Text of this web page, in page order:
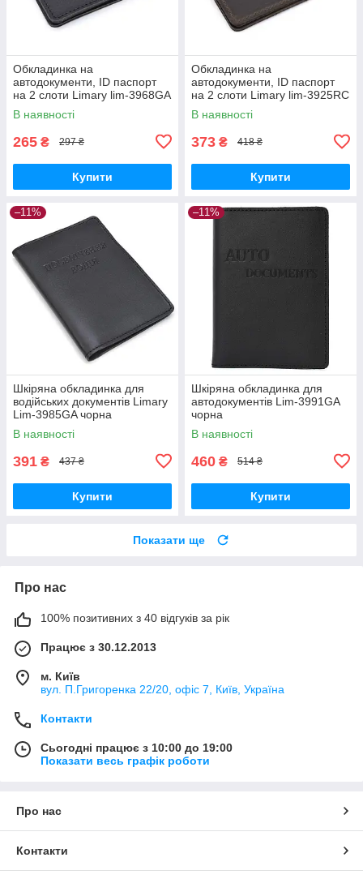
Обкладинка на
автодокументи, ID паспорт
на 2 слоти Limary lim-3968GA
чорна
В наявності
265 ₴ 297 ₴
Купити
Обкладинка на
автодокументи, ID паспорт
на 2 слоти Limary lim-3925RC
В наявності
373 ₴ 418 ₴
Купити
–11%
Шкіряна обкладинка для
водійських документів Limary
Lim-3985GA чорна
В наявності
391 ₴ 437 ₴
Купити
–11%
Шкіряна обкладинка для
автодокументів Lim-3991GA
чорна
В наявності
460 ₴ 514 ₴
Купити
Показати ще
Про нас
100% позитивних з 40 відгуків за рік
Працює з 30.12.2013
м. Київ
вул. П.Григоренка 22/20, офіс 7, Київ, Україна
Контакти
Сьогодні працює з 10:00 до 19:00
Показати весь графік роботи
Про нас
Контакти